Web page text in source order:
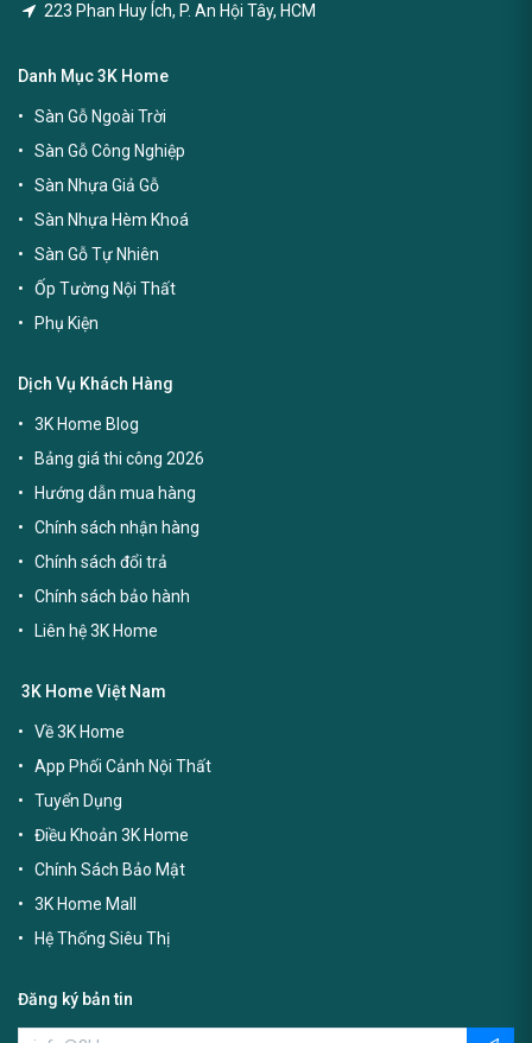
223 Phan Huy Ích, P. An Hội Tây, HCM
Danh Mục 3K Home
Sàn Gỗ Ngoài Trời
Sàn Gỗ Công Nghiệp
Sàn Nhựa Giả Gỗ
Sàn Nhựa Hèm Khoá
Sàn Gỗ Tự Nhiên
Ốp Tường Nội Thất
Phụ Kiện
Dịch Vụ Khách Hàng
3K Home Blog
Bảng giá thi công 2026
Hướng dẫn mua hàng
Chính sách nhận hàng
Chính sách đổi trả
Chính sách bảo hành
Liên hệ 3K Home
3K Home Việt Nam
Về 3K Home
App Phối Cảnh Nội Thất
Tuyển Dụng
Điều Khoản 3K Home
Chính Sách Bảo Mật
3K Home Mall
Hệ Thống Siêu Thị
Đăng ký bản tin